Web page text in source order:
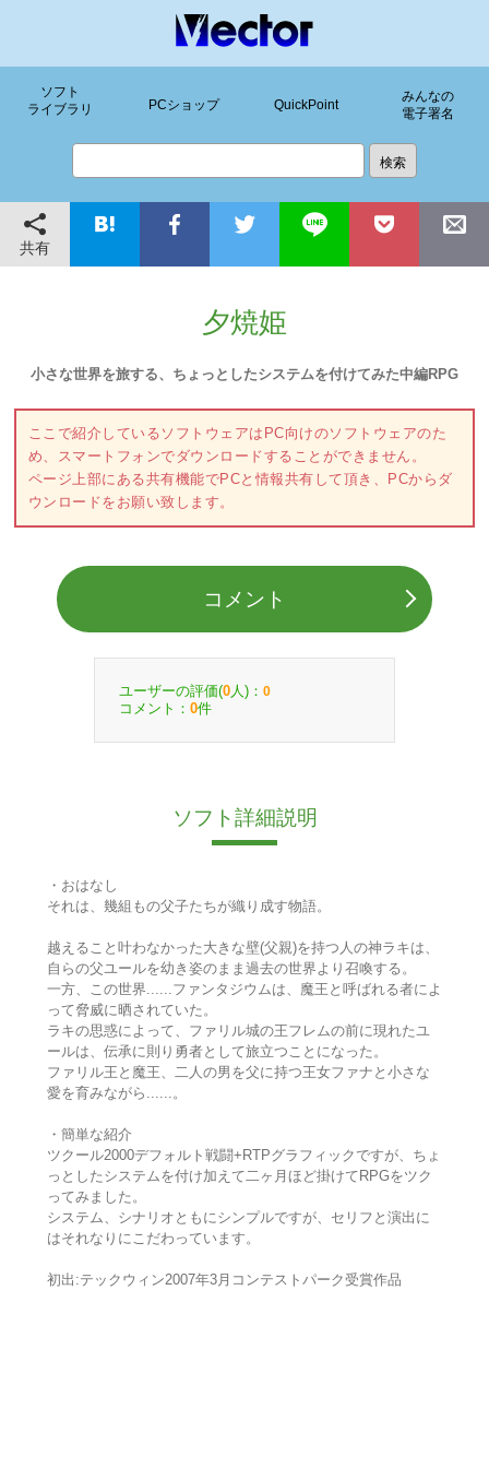
ソフト
ライブラリ
PCショップ QuickPoint
みんなの
電子署名
共有
夕焼姫
小さな世界を旅する、ちょっとしたシステムを付けてみた中編RPG
ここで紹介しているソフトウェアはPC向けのソフトウェアのた
め、スマートフォンでダウンロードすることができません。
ページ上部にある共有機能でPCと情報共有して頂き、PCからダ
ウンロードをお願い致します。
コメント
ユーザーの評価(0 人)： 0
コメント： 0件
ソフト詳細説明
・おはなし
それは、幾組もの父子たちが織り成す物語。
越えること叶わなかった大きな壁(父親)を持つ人の神ラキは、
自らの父ユールを幼き姿のまま過去の世界より召喚する。
一方、この世界......ファンタジウムは、魔王と呼ばれる者によ
って脅威に晒されていた。
ラキの思惑によって、ファリル城の王フレムの前に現れたユ
ールは、伝承に則り勇者として旅立つことになった。
ファリル王と魔王、二人の男を父に持つ王女ファナと小さな
愛を育みながら......。
・簡単な紹介
ツクール2000デフォルト戦闘+RTPグラフィックですが、ちょ
っとしたシステムを付け加えて二ヶ月ほど掛けてRPGをツク
ってみました。
システム、シナリオともにシンプルですが、セリフと演出に
はそれなりにこだわっています。
初出:テックウィン2007年3月コンテストパーク受賞作品